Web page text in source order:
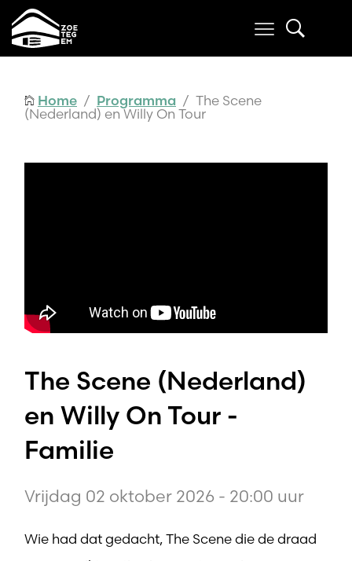
Home / Programma / The Scene
(Nederland) en Willy On Tour
The Scene (Nederland)
en Willy On Tour -
Familie
Vrijdag 02 oktober 2026 - 20:00 uur
Wie had dat gedacht, The Scene die de draad